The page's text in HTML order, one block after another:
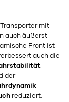
mit
auch äußerst
Front ist
auch die
.
der
reduziert.